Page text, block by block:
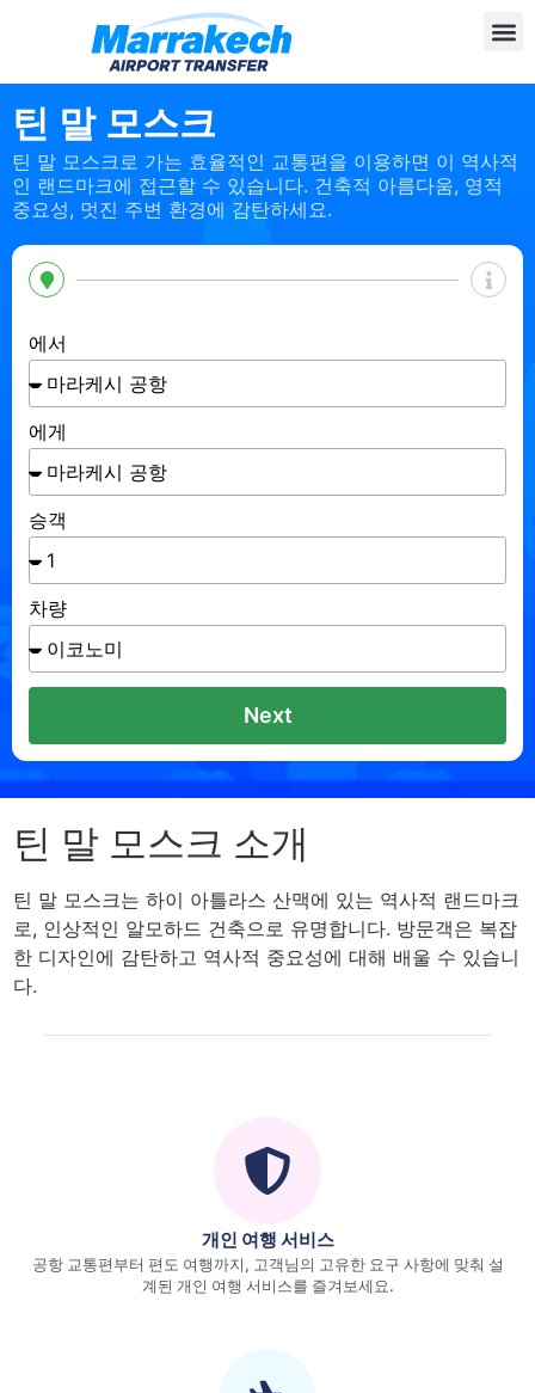
틴 말 모스크
틴 말 모스크로 가는 효율적인 교통편을 이용하면 이 역사적
인 랜드마크에 접근할 수 있습니다. 건축적 아름다움, 영적
중요성, 멋진 주변 환경에 감탄하세요.
에서
에게
승객
차량
Next
틴 말 모스크 소개
틴 말 모스크는 하이 아틀라스 산맥에 있는 역사적 랜드마크
로, 인상적인 알모하드 건축으로 유명합니다. 방문객은 복잡
한 디자인에 감탄하고 역사적 중요성에 대해 배울 수 있습니
다.
개인 여행 서비스
공항 교통편부터 편도 여행까지, 고객님의 고유한 요구 사항에 맞춰 설
계된 개인 여행 서비스를 즐겨보세요.